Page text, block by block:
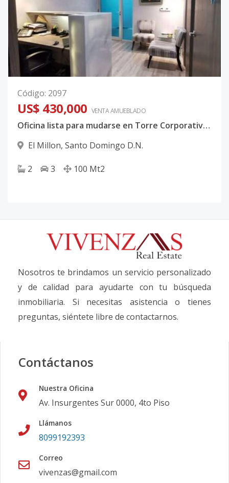
Código: 2097
US$ 430,000 VENTA AMUEBLADO
Oficina lista para mudarse en Torre Corporativa en 27 de febrero
El Millon, Santo Domingo D.N.
2 3 100 Mt2
Nosotros te brindamos un servicio personalizado
y de calidad para ayudarte con tu búsqueda
inmobiliaria. Si necesitas asistencia o tienes
preguntas, siéntete libre de contactarnos.
Contáctanos
Nuestra Oficina
Av. Insurgentes Sur 0000, 4to Piso
Llámanos
8099192393
Correo
vivenzas@gmail.com